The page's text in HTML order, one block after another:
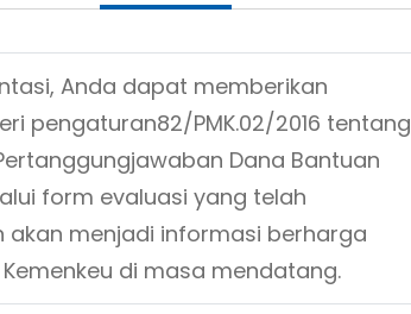
Anda dapat memberikan
pengaturan82/PMK.02/2016 tentang
Dana Bantuan
form evaluasi yang telah
akan menjadi informasi berharga
di masa mendatang.